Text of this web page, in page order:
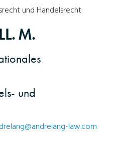
M.
und
law.com